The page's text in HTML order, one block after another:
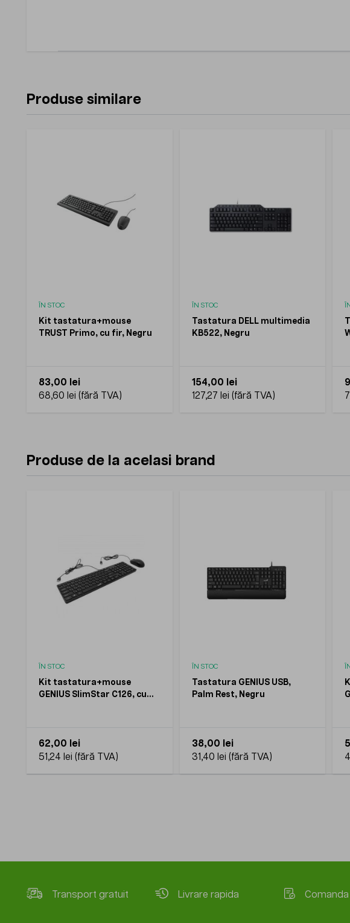
Produse similare
ÎN STOC
Kit tastatura+mouse
TRUST Primo, cu fir, Negru
83,00 lei
68,60 lei
ÎN STOC
Tastatura DELL multimedia
KB522, Negru
154,00 lei
127,27 lei
Produse de la acelasi brand
ÎN STOC
Kit tastatura+mouse
GENIUS SlimStar C126, cu
62,00 lei
51,24 lei
ÎN STOC
Tastatura GENIUS USB,
Palm Rest, Negru
38,00 lei
31,40 lei
Transport gratuit Livrare rapida Comanda